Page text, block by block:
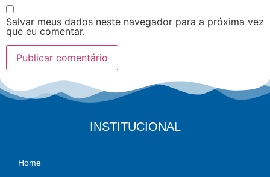
Salvar meus dados neste navegador para a próxima vez
que eu comentar.
INSTITUCIONAL
Home